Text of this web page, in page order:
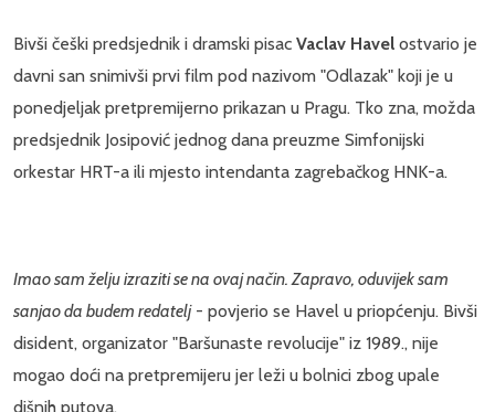
Bivši češki predsjednik i dramski pisac Vaclav Havel ostvario je
davni san snimivši prvi film pod nazivom "Odlazak" koji je u
ponedjeljak pretpremijerno prikazan u Pragu. Tko zna, možda
predsjednik Josipović jednog dana preuzme Simfonijski
orkestar HRT-a ili mjesto intendanta zagrebačkog HNK-a.
Imao sam želju izraziti se na ovaj način. Zapravo, oduvijek sam
sanjao da budem redatelj- povjerio se Havel u priopćenju. Bivši
disident, organizator "Baršunaste revolucije" iz 1989., nije
mogao doći na pretpremijeru jer leži u bolnici zbog upale
dišnih putova.